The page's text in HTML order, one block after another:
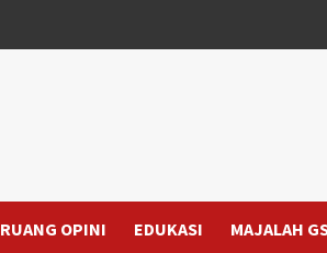
RUANG OPINI EDUKASI MAJALAH